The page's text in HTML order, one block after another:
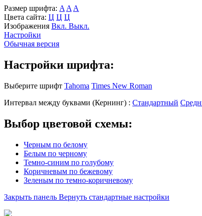
Размер шрифта: A A A
Цвета сайта: Ц Ц Ц
Изображения Вкл. Выкл.
Настройки
Обычная версия
Настройки шрифта:
Выберите шрифт Tahoma Times New Roman
Интервал между буквами (Кернинг) : Стандартный
Выбор цветовой схемы:
Черным по белому
Белым по черному
Темно-синим по голубому
Коричневым по бежевому
Зеленым по темно-коричневому
Закрыть панель Вернуть стандартные настройки